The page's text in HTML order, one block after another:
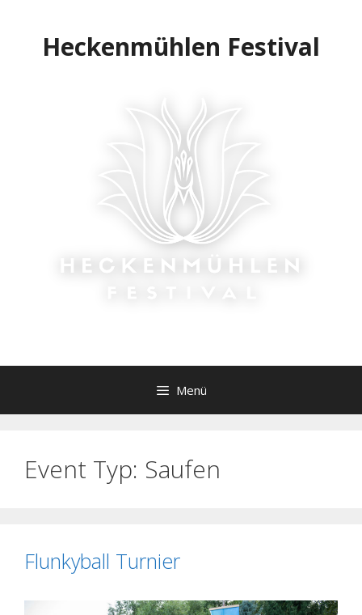
springenHeckenmühlen Festival
Menü
Event Typ: Saufen
Flunkyball Turnier